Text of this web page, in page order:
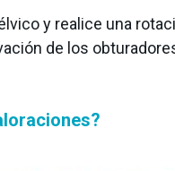
y realice una
de los